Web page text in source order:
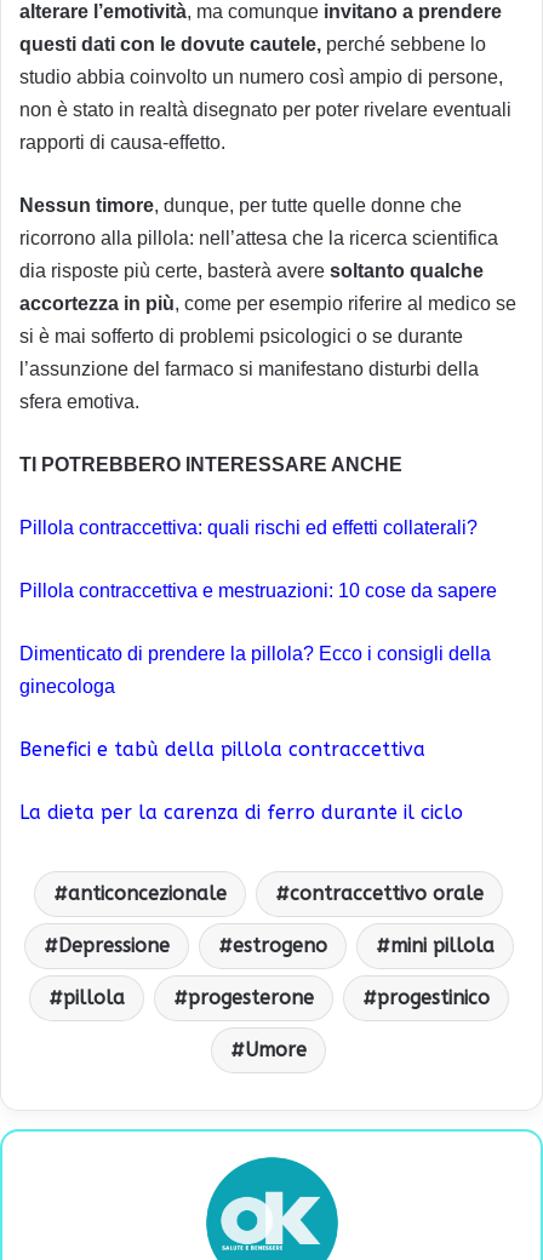
alterare l’emotività, ma comunque invitano a prendere
questi dati con le dovute cautele, perché sebbene lo
studio abbia coinvolto un numero così ampio di persone,
non è stato in realtà disegnato per poter rivelare eventuali
rapporti di causa-effetto.
Nessun timore, dunque, per tutte quelle donne che
ricorrono alla pillola: nell’attesa che la ricerca scientifica
dia risposte più certe, basterà avere soltanto qualche
accortezza in più, come per esempio riferire al medico se
si è mai sofferto di problemi psicologici o se durante
l’assunzione del farmaco si manifestano disturbi della
sfera emotiva.
TI POTREBBERO INTERESSARE ANCHE
Pillola contraccettiva: quali rischi ed effetti collaterali?
Pillola contraccettiva e mestruazioni: 10 cose da sapere
Dimenticato di prendere la pillola? Ecco i consigli della
ginecologa
Benefici e tabù della pillola contraccettiva
La dieta per la carenza di ferro durante il ciclo
anticoncezionale contraccettivo orale
Depressione estrogeno mini pillola
pillola progesterone progestinico
Umore